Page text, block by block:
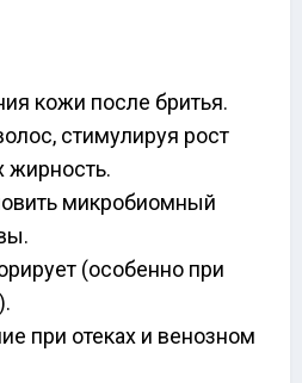
кожи после бритья.
стимулируя рост
жирность.
микробиомный
(особенно при
при отеках и венозном